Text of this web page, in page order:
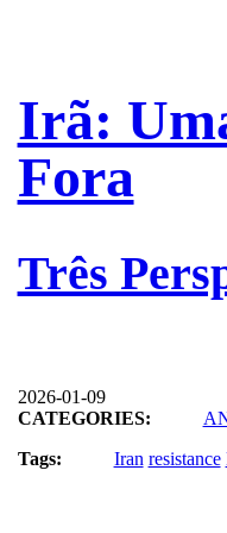
Irã:
Fora
Três
2026-01-09
CATEGORIES:
Tags:
Iran resistance